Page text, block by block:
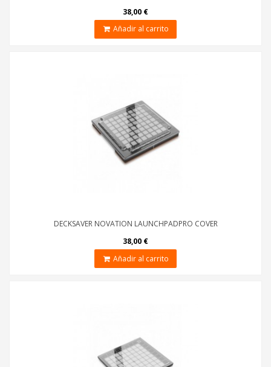
38,00 €
Añadir al carrito
DECKSAVER NOVATION LAUNCHPADPRO COVER
38,00 €
Añadir al carrito